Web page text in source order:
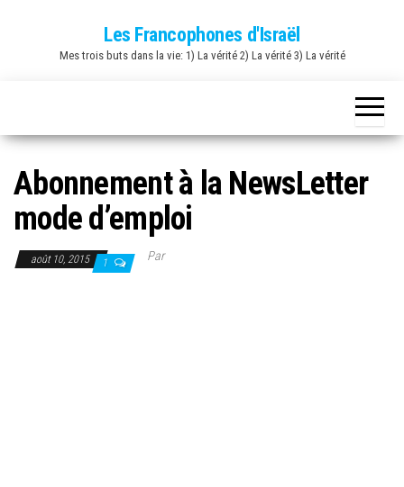
Les Francophones d'Israël
Mes trois buts dans la vie: 1) La vérité 2) La vérité 3) La vérité
Abonnement à la NewsLetter
mode d’emploi
août 10, 2015 1 Par